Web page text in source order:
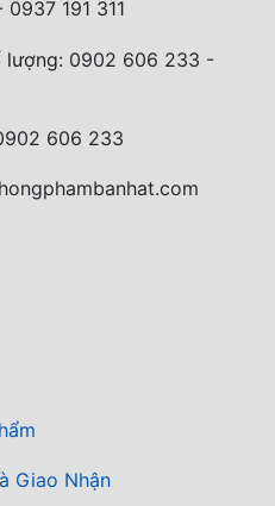
0937 191 311
lượng: 0902 606 233 -
606 233
Giao Nhận